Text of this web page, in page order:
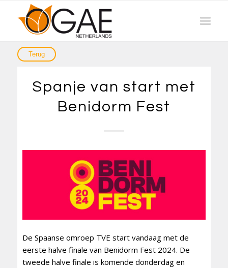
Spanje van start met
Benidorm Fest
De Spaanse omroep TVE start vandaag met de
eerste halve finale van Benidorm Fest 2024. De
tweede halve finale is komende donderdag en